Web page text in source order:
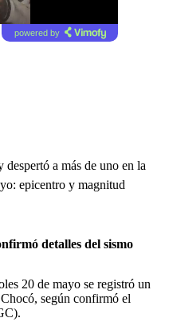
powered by
a más de uno en la
epicentro y magnitud
detalles del sismo
20 de mayo se registró un
según confirmó el